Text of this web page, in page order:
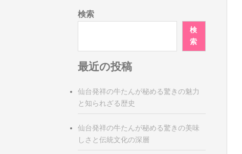
検索
検
索
最近の投稿
仙台発祥の牛たんが秘める驚きの魅力
と知られざる歴史
仙台発祥の牛たんが秘める驚きの美味
しさと伝統文化の深層